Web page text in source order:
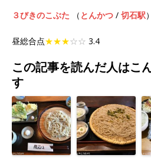
３びきのこぶた （ とんかつ / 切石駅）
昼総合点★★★☆☆ 3.4
この記事を読んだ人はこ
す